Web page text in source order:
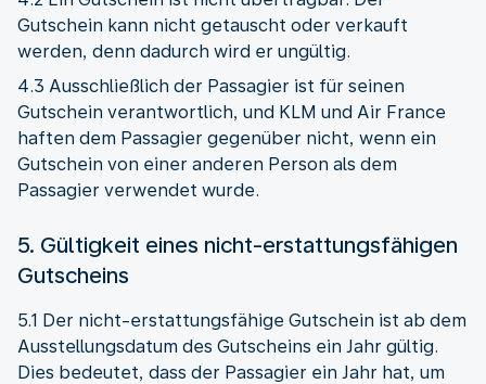
Gutschein kann nicht getauscht oder verkauft
werden, denn dadurch wird er ungültig.
4.3 Ausschließlich der Passagier ist für seinen
Gutschein verantwortlich, und KLM und Air France
haften dem Passagier gegenüber nicht, wenn ein
Gutschein von einer anderen Person als dem
Passagier verwendet wurde.
5. Gültigkeit eines nicht-erstattungsfähigen
Gutscheins
5.1 Der nicht-erstattungsfähige Gutschein ist ab dem
Ausstellungsdatum des Gutscheins ein Jahr gültig.
Dies bedeutet, dass der Passagier ein Jahr hat, um